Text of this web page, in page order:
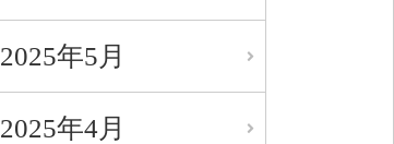
2025年5月
2025年4月